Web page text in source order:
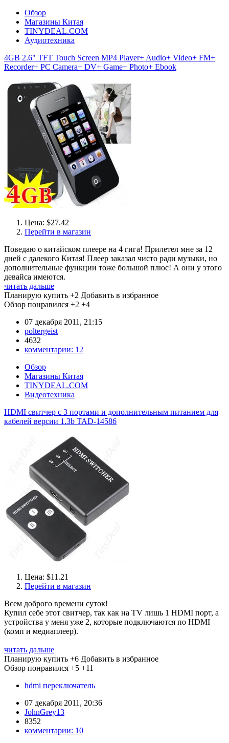
Обзор
Магазины Китая
TINYDEAL.COM
Аудиотехника
4GB 2.6" TFT Touch Screen MP4 Player+ Audio+ Video+ FM+
Recorder+ PC Camera+ DV+ Game+ Photo+ Ebook
Цена: $27.42
Перейти в магазин
Поведаю о китайском плеере на 4 гига! Прилетел мне за 12
дней с далекого Китая! Плеер заказал чисто ради музыки, но
дополнительные функции тоже большой плюс! А они у этого
девайса имеются.
читать дальше
Планирую купить +2 Добавить в избранное
Обзор понравился +2 +4
07 декабря 2011, 21:15
poltergeist
4632
комментарии: 12
Обзор
Магазины Китая
TINYDEAL.COM
Видеотехника
HDMI свитчер с 3 портами и дополнительным питанием для
кабелей версии 1.3b TAD-14586
Цена: $11.21
Перейти в магазин
Всем доброго времени суток!
Купил себе этот свитчер, так как на TV лишь 1 HDMI порт, а
устройства у меня уже 2, которые подключаются по HDMI
(комп и медиаплеер).
читать дальше
Планирую купить +6 Добавить в избранное
Обзор понравился +5 +11
hdmi переключатель
07 декабря 2011, 20:36
JohnGrey13
8352
комментарии: 10